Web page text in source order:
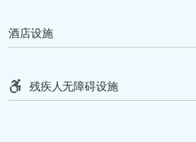
酒店设施
残疾人无障碍设施